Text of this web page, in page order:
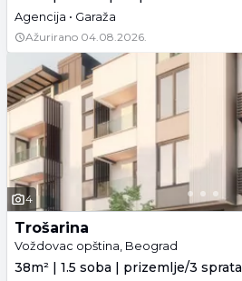
Agencija • Garaža
Ažurirano 04.08.2026.
4
Trošarina
Voždovac opština, Beograd
38m² | 1.5 soba | prizemlje/3 sprata